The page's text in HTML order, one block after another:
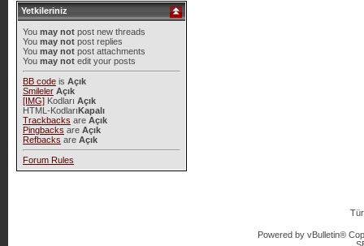
Yetkileriniz
You may notpost new threads
You may notpost replies
You may notpost attachments
You may notedit your posts
BB codeis Açık
Smileler Açık
[IMG]Kodları Açık
HTML-KodlarıKapalı
Trackbacks are Açık
Pingbacks are Açık
Refbacks are Açık
Forum Rules
Powered by vBulletin®